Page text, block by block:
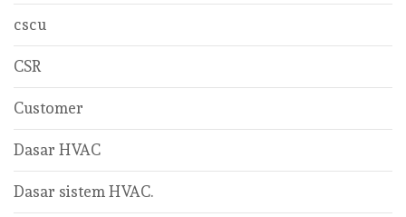
cscu
CSR
Customer
Dasar HVAC
Dasar sistem HVAC.